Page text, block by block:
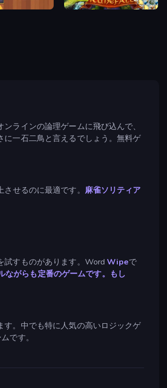
Runefall
ラインの論理ゲームに飛び込んで、
一石二鳥と言えるでしょう。無料ゲ
せるのに最適です。 麻雀ソリティア
試すものがあります。WordWipeで
がらも定番のゲームです。もし
。中でも特に人気の高いロジックゲ
です。